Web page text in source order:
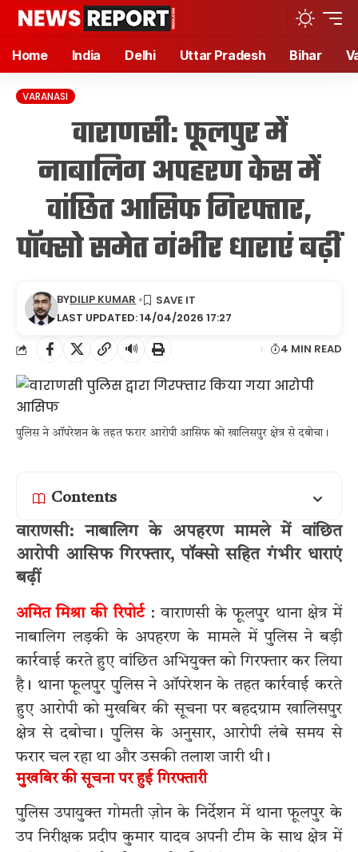
Home India Delhi Uttar Pradesh Bihar
VARANASI
वाराणसी: फूलपुर में
नाबालिग अपहरण केस में
वांछित आसिफ गिरफ्तार,
पॉक्सो समेत गंभीर धाराएं बढ़ीं
LAST UPDATED: 14/04/2026 17:27
BYDILIP KUMAR
🔊 4 MIN READ
पुलिस ने ऑपरेशन के तहत फरार आरोपी आसिफ को खालिसपुर क्षेत्र से दबोचा।
Contents
वाराणसी: नाबालिग के अपहरण मामले में वांछित
आरोपी आसिफ गिरफ्तार, पॉक्सो सहित गंभीर धाराएं
बढ़ीं
अमित मिश्रा की रिपोर्ट: वाराणसी के फूलपुर थाना क्षेत्र में
नाबालिग लड़की के अपहरण के मामले में पुलिस ने बड़ी
कार्रवाई करते हुए वांछित अभियुक्त को गिरफ्तार कर लिया
है। थाना फूलपुर पुलिस ने ऑपरेशन के तहत कार्रवाई करते
हुए आरोपी को मुखबिर की सूचना पर बहदग्राम खालिसपुर
क्षेत्र से दबोचा। पुलिस के अनुसार, आरोपी लंबे समय से
फरार चल रहा था और उसकी तलाश जारी थी।
मुखबिर की सूचना पर हुई गिरफ्तारी
पुलिस उपायुक्त गोमती ज़ोन के निर्देशन में थाना फूलपुर के
उप निरीक्षक प्रदीप कुमार यादव अपनी टीम के साथ क्षेत्र में